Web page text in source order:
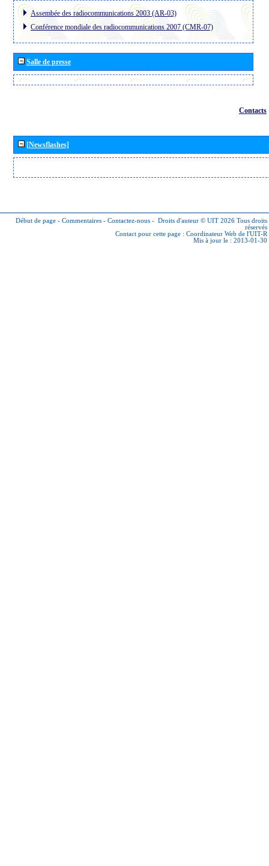
Assembée des radiocommunications 2003 (AR-03)
Conférence mondiale des radiocommunications 2007 (CMR-07)
Salle de presse
Contacts
[Newsflashes]
Début de page - Commentaires - Contactez-nous - Droits d'auteur © UIT 2026 Tous droits
réservés
Contact pour cette page : Coordinateur Web de l'UIT-R
Mis à jour le : 2013-01-30